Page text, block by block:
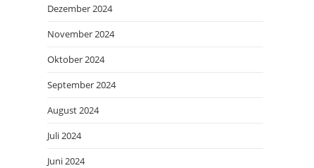
Dezember 2024
November 2024
Oktober 2024
September 2024
August 2024
Juli 2024
Juni 2024